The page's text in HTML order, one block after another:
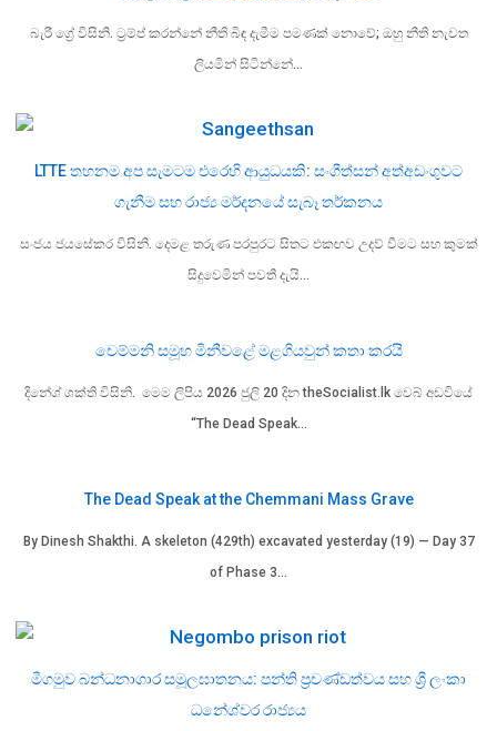
බැරී ග්‍රේ විසිනි. ට්‍රම්ප් කරන්නේ නීති බිඳ දැමීම පමණක් නොවේ; ඔහු නීති නැවත
ලියමින් සිටින්නේ…
LTTE තහනම අප සැමටම එරෙහි ආයුධයකි: සංගීත්සන් අත්අඩංගුවට
ගැනීම සහ රාජ්‍ය මර්දනයේ සැබෑ තර්කනය
සංජය ජයසේකර විසිනි. දෙමළ තරුණ පරපුරට සිතට එකඟව උදව් වීමට සහ කුමක්
සිදුවෙමින් පවතී දැයි…
චෙම්මනි සමූහ මිනීවළේ මළගියවුන් කතා කරයි
දිනේශ් ශක්ති විසිනි. මෙම ලිපිය 2026 ජුලි 20 දින theSocialist.lk වෙබ් අඩවියේ
“The Dead Speak…
The Dead Speak at the Chemmani Mass Grave
By Dinesh Shakthi. A skeleton (429th) excavated yesterday (19) — Day 37
of Phase 3…
මීගමුව බන්ධනාගාර සමූලඝාතනය: පන්ති ප්‍රචණ්ඩත්වය සහ ශ්‍රී ලංකා
ධනේශ්වර රාජ්‍යය